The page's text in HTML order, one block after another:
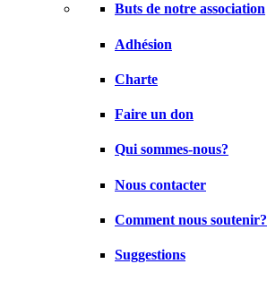
Buts de notre association
Adhésion
Charte
Faire un don
Qui sommes-nous?
Nous contacter
Comment nous soutenir?
Suggestions